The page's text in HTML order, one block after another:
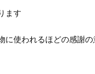
ます
使われるほどの感謝